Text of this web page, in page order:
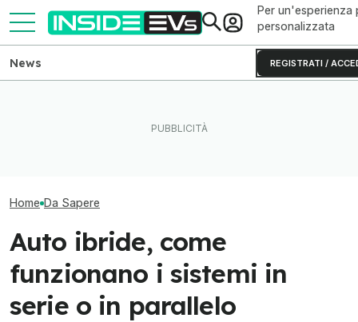
Per un'esperienza
personalizzata
REGISTRATI /
News
Home Da Sapere
Auto ibride, come
funzionano i sistemi in
serie o in parallelo